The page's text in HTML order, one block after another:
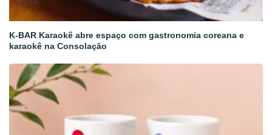
K-BAR Karaokê abre espaço com gastronomia coreana e
karaokê na Consolação